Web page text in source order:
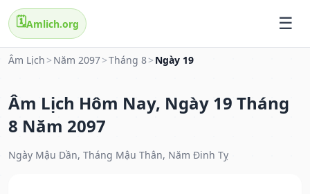
🗓️Amlich.org
Âm Lịch > Năm 2097>Tháng 8> Ngày 19
Âm Lịch Hôm Nay, Ngày 19 Tháng
8 Năm 2097
Ngày Mậu Dần, Tháng Mậu Thân, Năm Đinh Tỵ